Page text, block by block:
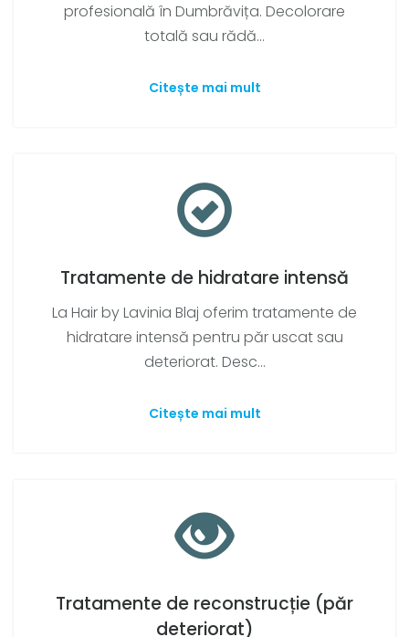
profesională în Dumbrăvița. Decolorare
totală sau rădă...
Citește mai mult
Tratamente de hidratare intensă
La Hair by Lavinia Blaj oferim tratamente de
hidratare intensă pentru păr uscat sau
deteriorat. Desc...
Citește mai mult
Tratamente de reconstrucție (păr
deteriorat)